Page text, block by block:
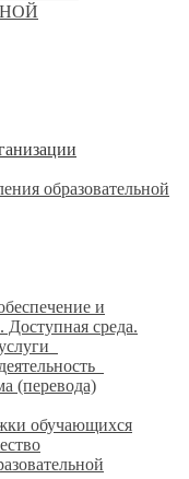
образовательной
и
Доступная среда.
(перевода)
обучающихся